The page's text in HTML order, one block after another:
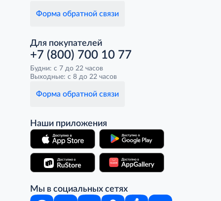
Форма обратной связи
Для покупателей
+7 (800) 700 10 77
Будни: с 7 до 22 часов
Выходные: с 8 до 22 часов
Форма обратной связи
Наши приложения
Мы в социальных сетях